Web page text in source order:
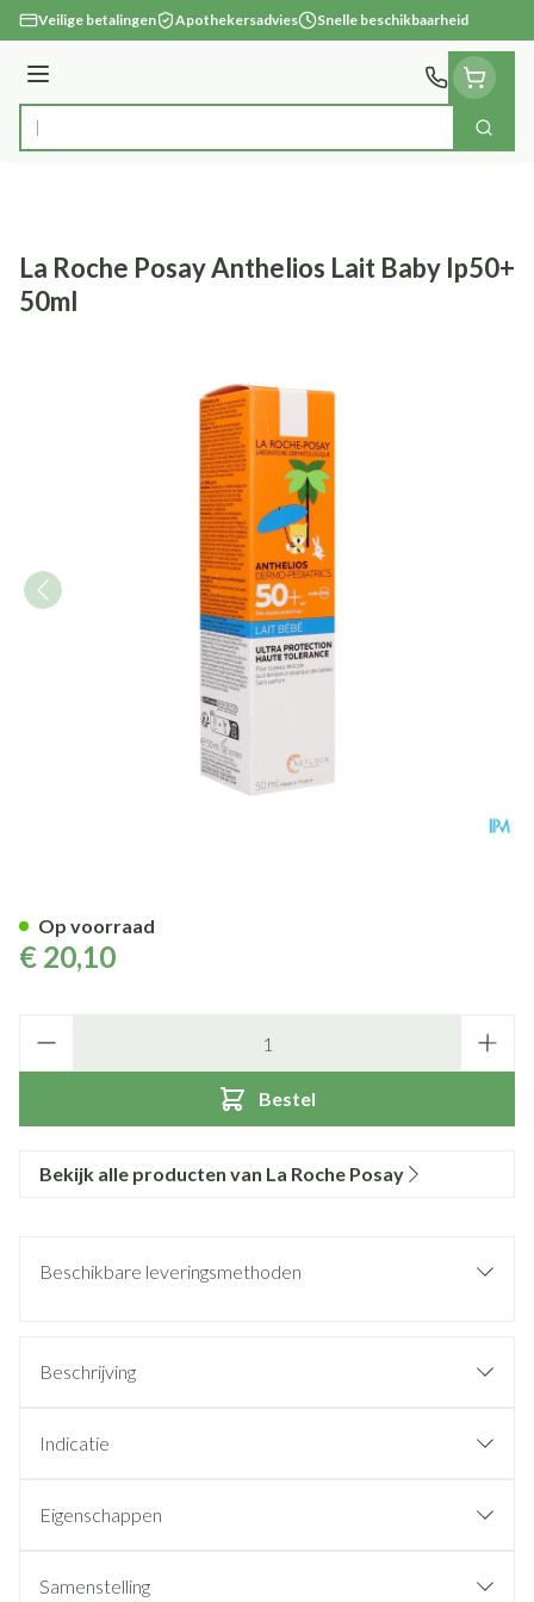
Ga naar de inhoud
Veilige betalingen Apothekersadvies Snelle beschikbaarheid
Menu
Product, merk, categorie... Zoek
La Roche Posay Anthelios Lait Baby Ip50+
50ml
€ 20,10
Bestel
Op voorraad
Bekijk alle producten van La Roche Posay
Beschikbare leveringsmethoden
Beschrijving
Indicatie
Eigenschappen
Samenstelling